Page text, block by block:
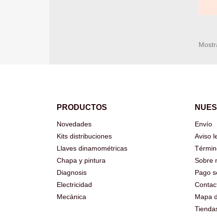
PRODUCTOS
Novedades
Kits distribuciones
Llaves dinamométricas
Chapa y pintura
Diagnosis
Electricidad
Mecánica
Envío
Aviso
Sobre
Pago
Mapa